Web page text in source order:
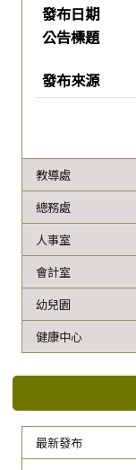
發布日期
公告標題
發布來源
教導處
總務處
人事室
會計室
幼兒園
健康中心
最新發布